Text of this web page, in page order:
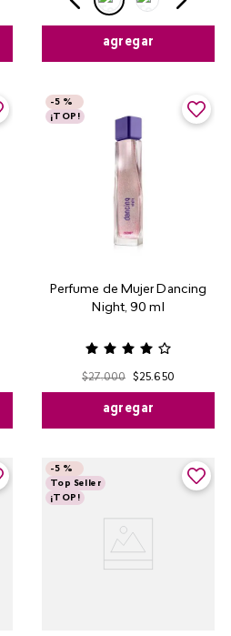
agregar
Perfume de Mujer Dancing
Night, 90 ml
-5 %
¡TOP!
$27.000 $25.650
agregar
-5 %
Top Seller
¡TOP!